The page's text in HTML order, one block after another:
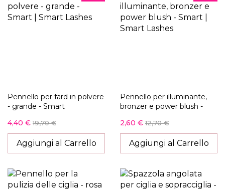
Pennello per fard in polvere
- grande - Smart
4,40 € 19,70 €
Aggiungi al Carrello
Pennello per illuminante,
bronzer e power blush -
2,60 € 12,70 €
Aggiungi al Carrello